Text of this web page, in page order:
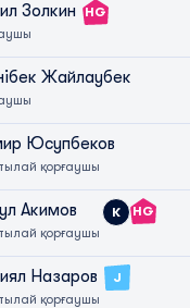
Золкин HG
Жайлаубек
Юсупбеков
қорғаушы
Акимов
қорғаушы
К HG
Назаров
қорғаушы
J